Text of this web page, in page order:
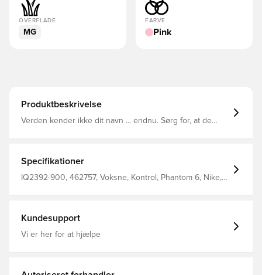
OVERFLADE
MG
FARVE
Pink
Produktbeskrivelse
Verden kender ikke dit navn ... endnu. Sørg for, at de
afslutninger. Gribeteksturen hjælper dig til at udnytte
dine scoringsmuligheder, ved at din fod bringes tættere
på bolden.
Specifikationer
IQ2392-900, 462757, Voksne, Kontrol, Phantom 6, Nike,
Kundesupport
Vi er her for at hjælpe